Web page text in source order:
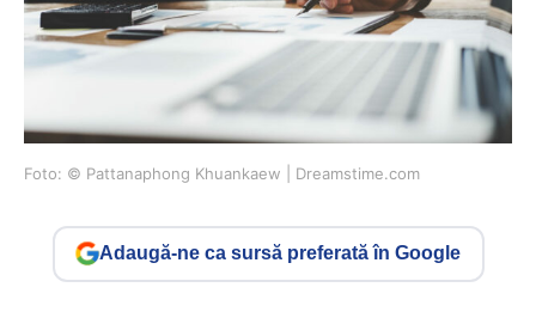
Foto: © Pattanaphong Khuankaew | Dreamstime.com
Adaugă-ne ca sursă preferată în Google